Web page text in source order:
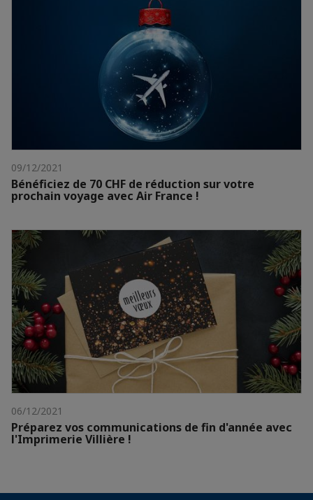
09/12/2021
Bénéficiez de 70 CHF de réduction sur votre
prochain voyage avec Air France !
06/12/2021
Préparez vos communications de fin d'année avec
l'Imprimerie Villière !